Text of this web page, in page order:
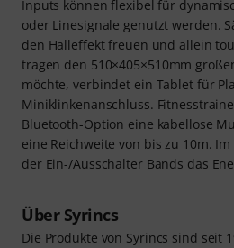
Inputs können flexibel für
oder Linesignale genutzt werden.
den Halleffekt freuen und allein
tragen den 510×405×510mm
möchte, verbindet ein Tablet für
Miniklinkenanschluss.
Bluetooth-Option eine kabellose
eine Reichweite von bis zu 10m.
der Ein-/Ausschalter Bands das
Über Syrincs
Die Produkte von Syrincs sind seit